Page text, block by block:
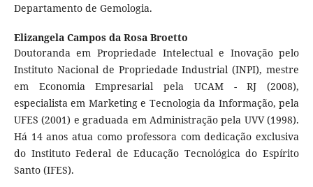
Departamento de Gemologia.
Elizangela Campos da Rosa Broetto
Doutoranda em Propriedade Intelectual e Inovação pelo
Instituto Nacional de Propriedade Industrial (INPI), mestre
em Economia Empresarial pela UCAM - RJ (2008),
especialista em Marketing e Tecnologia da Informação, pela
UFES (2001) e graduada em Administração pela UVV (1998).
Há 14 anos atua como professora com dedicação exclusiva
do Instituto Federal de Educação Tecnológica do Espírito
Santo (IFES).